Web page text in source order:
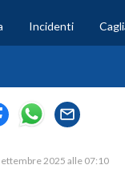
Incidenti
2025 alle 07:10